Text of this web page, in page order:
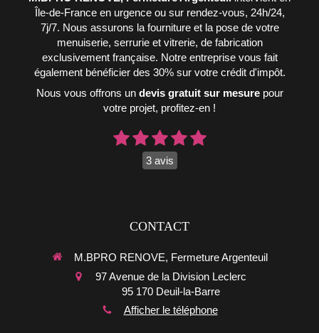
Île-de-France en urgence ou sur rendez-vous, 24h/24,
7j/7. Nous assurons la fourniture et la pose de votre
menuiserie, serrurie et vitrerie, de fabrication
exclusivement française. Notre entreprise vous fait
également bénéficier des 30% sur votre crédit d'impôt.
Nous vous offrons un devis gratuit sur mesure pour
votre projet, profitez-en !
3 avis
CONTACT
M.BPRO RENOVE, Fermeture Argenteuil
97 Avenue de la Division Leclerc
95 170 Deuil-la-Barre
Afficher le téléphone